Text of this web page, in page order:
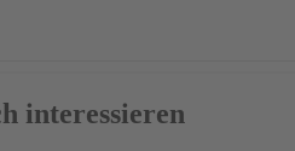
interessieren